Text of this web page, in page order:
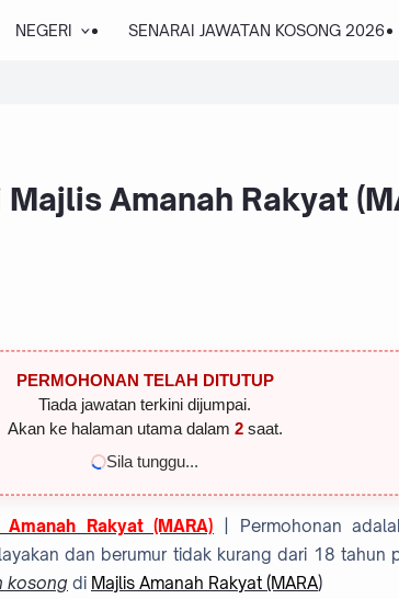
NEGERI SENARAI JAWATAN KOSONG 2026
Amanah Rakyat
PERMOHONAN TELAH DITUTUP
Tiada jawatan terkini dijumpai.
Akan ke halaman utama dalam 2saat.
Sila tunggu...
Rakyat (MARA) | Permohonan
dan berumur tidak kurang dari 18 tahun
kosong di Majlis Amanah Rakyat (MARA)